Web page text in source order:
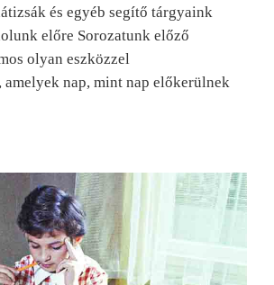
és egyéb segítő tárgyaink
előre Sorozatunk előző
olyan eszközzel
amelyek nap, mint nap előkerülnek